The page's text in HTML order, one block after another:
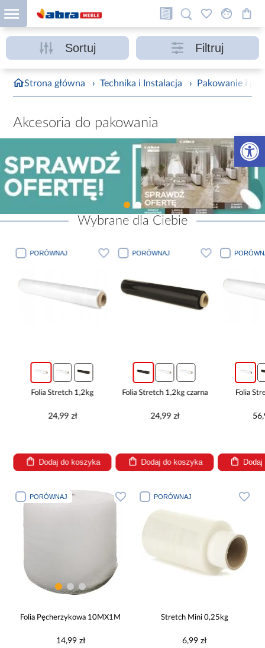
Otwórz
Sortuj Filtruj
Strona główna › Technika i Instalacja › Pakowanie i
Akcesoria do pakowania
Wybrane dla Ciebie
PORÓWNAJ
Folia Stretch 1,2kg
24,99 zł
Dodaj do koszyka
PORÓWNAJ
Folia Stretch 1,2kg czarna
24,99 zł
Dodaj do koszyka
Folia
PORÓWNAJ
Folia Pęcherzykowa 10MX1M
14,99 zł
PORÓWNAJ
Stretch Mini 0,25kg
6,99 zł